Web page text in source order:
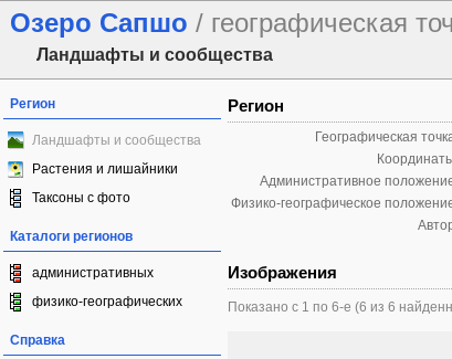
Озеро Сапшо / географическая
Ландшафты и сообщества
Регион
Ландшафты и сообщества
Растения и лишайники
Таксоны с фото
Каталоги регионов
административных
физико-географических
Справка
Регион
Географическая
Административное
Физико-географическое
Изображения
Показано с 1 по 6-е (6 из 6